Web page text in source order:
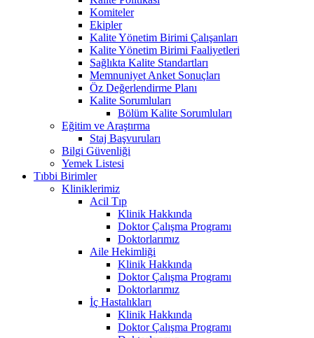
Komiteler
Ekipler
Kalite Yönetim Birimi Çalışanları
Kalite Yönetim Birimi Faaliyetleri
Sağlıkta Kalite Standartları
Memnuniyet Anket Sonuçları
Öz Değerlendirme Planı
Kalite Sorumluları
Bölüm Kalite Sorumluları
Eğitim ve Araştırma
Staj Başvuruları
Bilgi Güvenliği
Yemek Listesi
Tıbbi Birimler
Kliniklerimiz
Acil Tıp
Klinik Hakkında
Doktor Çalışma Programı
Doktorlarımız
Aile Hekimliği
Klinik Hakkında
Doktor Çalışma Programı
Doktorlarımız
İç Hastalıkları
Klinik Hakkında
Doktor Çalışma Programı